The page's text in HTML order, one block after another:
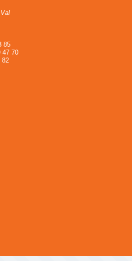
85
47 70
82